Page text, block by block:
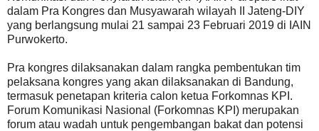
dalam Pra Kongres dan Musyawarah wilayah II Jateng-DIY
yang berlangsung mulai 21 sampai 23 Februari 2019 di IAIN
Purwokerto.
Pra kongres dilaksanakan dalam rangka pembentukan tim
pelaksana kongres yang akan dilaksanakan di Bandung,
termasuk penetapan kriteria calon ketua Forkomnas KPI.
Forum Komunikasi Nasional (Forkomnas KPI) merupakan
forum atau wadah untuk pengembangan bakat dan potensi